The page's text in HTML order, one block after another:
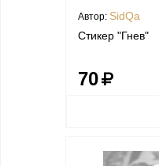
Автор: SidQa
Стикер "Гнев"
70